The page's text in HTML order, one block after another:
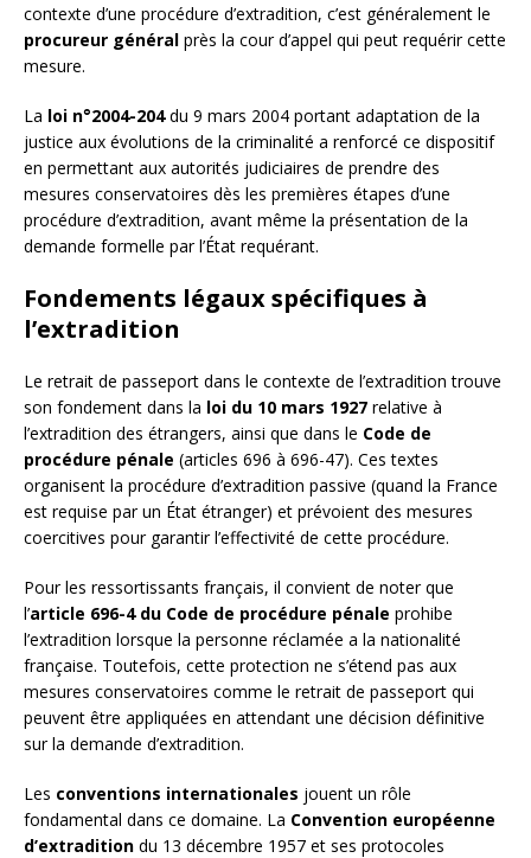
contexte d’une procédure d’extradition, c’est généralement le
procureur général près la cour d’appel qui peut requérir cette
mesure.
La loi n°2004-204du 9 mars 2004 portant adaptation de la
justice aux évolutions de la criminalité a renforcé ce dispositif
en permettant aux autorités judiciaires de prendre des
mesures conservatoires dès les premières étapes d’une
procédure d’extradition, avant même la présentation de la
demande formelle par l’État requérant.
Fondements légaux spécifiques à
l’extradition
Le retrait de passeport dans le contexte de l’extradition trouve
son fondement dans la loi du 10 mars 1927 relative à
l’extradition des étrangers, ainsi que dans le Code de
procédure pénale (articles 696 à 696-47). Ces textes
organisent la procédure d’extradition passive (quand la France
est requise par un État étranger) et prévoient des mesures
coercitives pour garantir l’effectivité de cette procédure.
Pour les ressortissants français, il convient de noter que
l’article 696-4 du Code de procédure pénale prohibe
l’extradition lorsque la personne réclamée a la nationalité
française. Toutefois, cette protection ne s’étend pas aux
mesures conservatoires comme le retrait de passeport qui
peuvent être appliquées en attendant une décision définitive
sur la demande d’extradition.
Les conventions internationales jouent un rôle
fondamental dans ce domaine. La Convention européenne
d’extradition du 13 décembre 1957 et ses protocoles